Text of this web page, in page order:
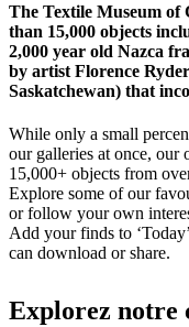
The Textile Museum of
than 15,000 objects
2,000 year old Nazca
by artist Florence
Saskatchewan) that
While only a small
our galleries at once, our
15,000+ objects from
Explore some of our
or follow your own
Add your finds to
can download or share.
Explorez notre